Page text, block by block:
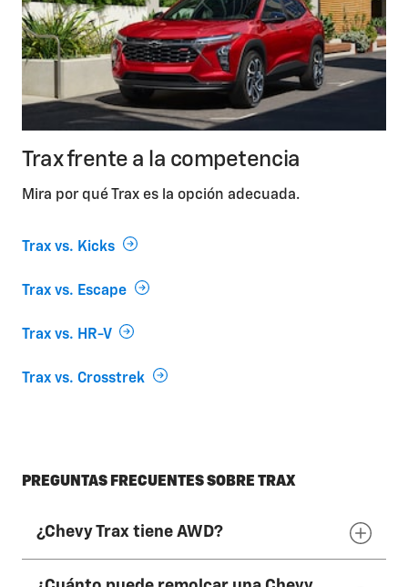
Trax frente a la competencia
Mira por qué Trax es la opción adecuada.
Trax vs. Kicks
Trax vs. Escape
Trax vs. HR-V
Trax vs. Crosstrek
PREGUNTAS FRECUENTES SOBRE TRAX
¿Chevy Trax tiene AWD?